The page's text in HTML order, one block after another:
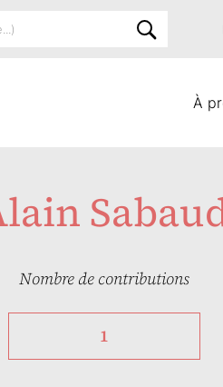
À
Nombre de contributions
1